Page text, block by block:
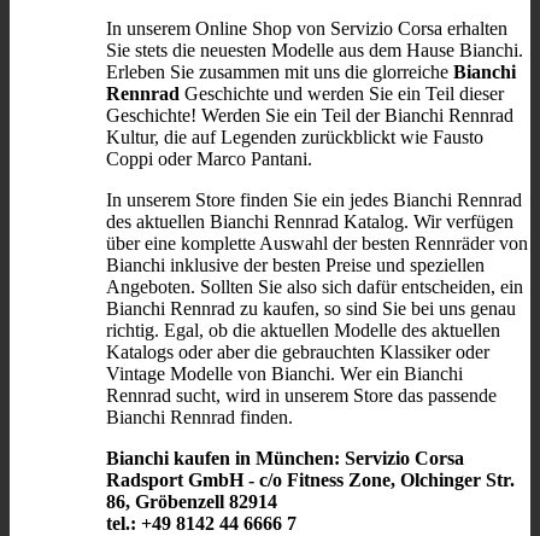
In unserem Online Shop von Servizio Corsa erhalten
Sie stets die neuesten Modelle aus dem Hause Bianchi.
Erleben Sie zusammen mit uns die glorreiche Bianchi
Rennrad Geschichte und werden Sie ein Teil dieser
Geschichte! Werden Sie ein Teil der Bianchi Rennrad
Kultur, die auf Legenden zurückblickt wie Fausto
Coppi oder Marco Pantani.
In unserem Store finden Sie ein jedes Bianchi Rennrad
des aktuellen Bianchi Rennrad Katalog. Wir verfügen
über eine komplette Auswahl der besten Rennräder von
Bianchi inklusive der besten Preise und speziellen
Angeboten. Sollten Sie also sich dafür entscheiden, ein
Bianchi Rennrad zu kaufen, so sind Sie bei uns genau
richtig. Egal, ob die aktuellen Modelle des aktuellen
Katalogs oder aber die gebrauchten Klassiker oder
Vintage Modelle von Bianchi. Wer ein Bianchi
Rennrad sucht, wird in unserem Store das passende
Bianchi Rennrad finden.
Bianchi kaufen in München: Servizio Corsa
Radsport GmbH - c/o Fitness Zone, Olchinger Str.
86, Gröbenzell 82914
tel.: +49 8142 44 6666 7